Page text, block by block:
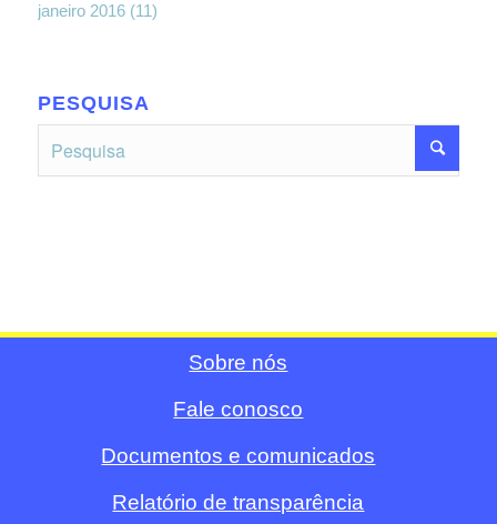
janeiro 2016(11)
PESQUISA
Sobre nós
Fale conosco
Documentos e comunicados
Relatório de transparência